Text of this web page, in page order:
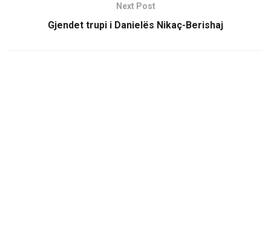
Next Post
Gjendet trupi i Danielës Nikaç-Berishaj